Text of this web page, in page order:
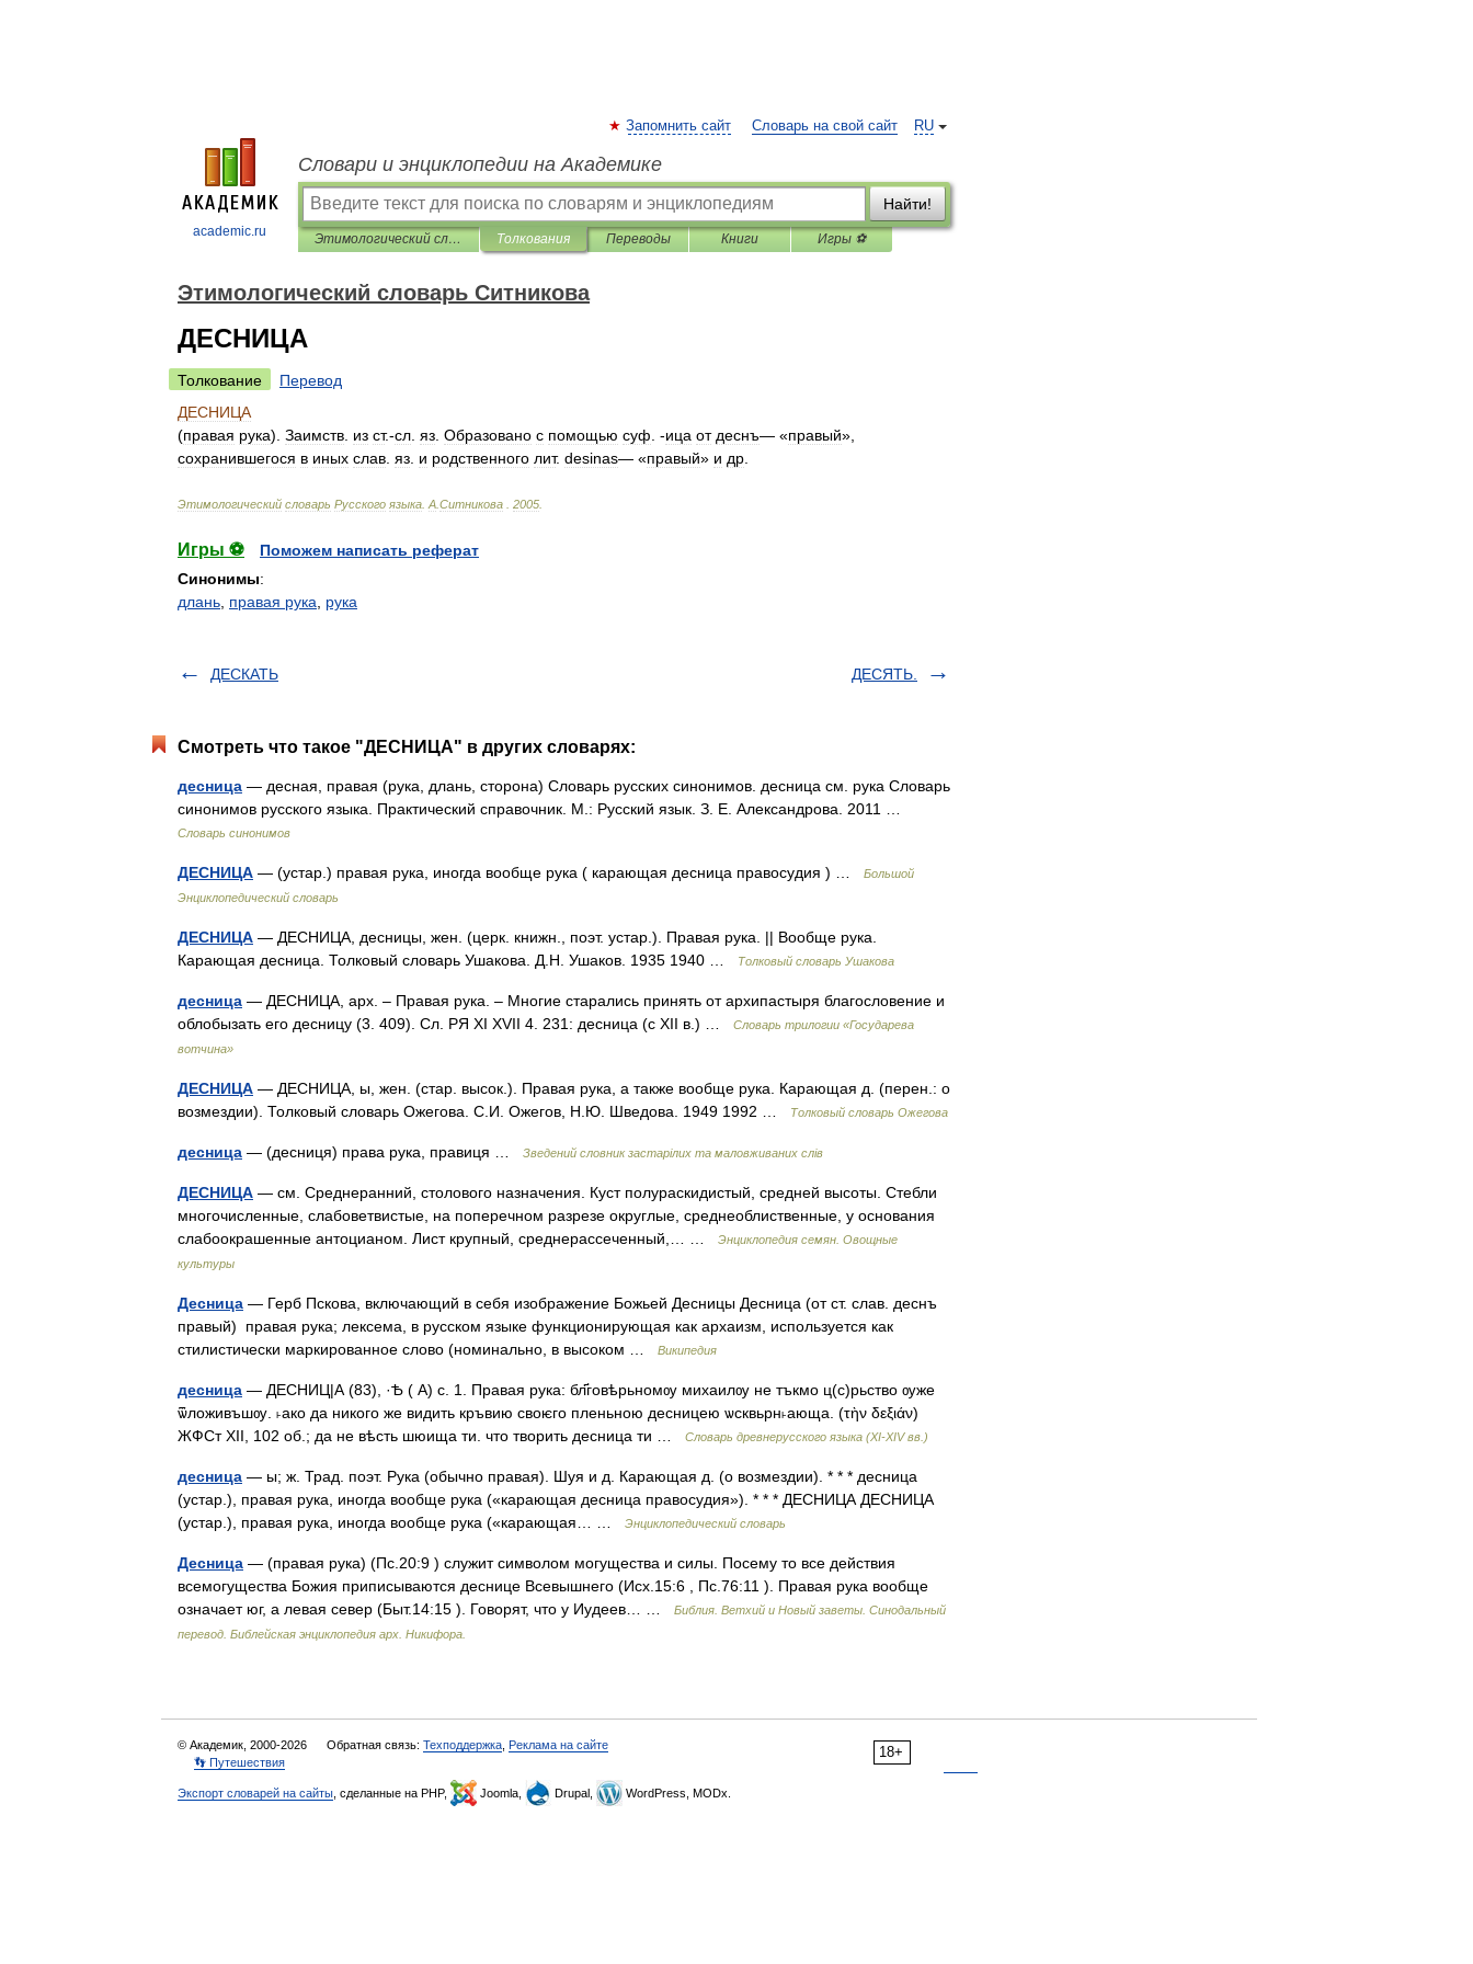
academic.ru
RU
Запомнить сайт Словарь на свой сайт
Словари и энциклопедии на Академике
Найти!
Этимологический словарь Ситникова Толкования Переводы Книги Игры ⚽
Этимологический словарь Ситникова
ДЕСНИЦА
Толкование
Перевод
ДЕСНИЦА
(правая рука). Заимств из ст.-сл яз Образовано с помощью суф . -ица от деснъ— «правый»,
сохранившегося в иных слав яз и родственного лит. desinas— «правый» и др
Этимологический словарь Русского языка А Ситникова 2005
Игры ⚽
Поможем написать реферат
Синонимы:
длань правая рука рука
ДЕСКАТЬ ДЕСЯТЬ.
Смотреть что такое "ДЕСНИЦА" в других словарях:
десница — десная, правая (рука, длань, сторона) Словарь русских синонимов. десница см. рука Словарь
синонимов русского языка. Практический справочник. М.: Русский язык. З. Е. Александрова. 2011 …
Словарь синонимов
ДЕСНИЦА — (устар.) правая рука, иногда вообще рука ( карающая десница правосудия ) …
Большой
Энциклопедический словарь
ДЕСНИЦА — ДЕСНИЦА, десницы, жен. (церк. книжн., поэт. устар.). Правая рука. || Вообще рука.
Карающая десница. Толковый словарь Ушакова. Д.Н. Ушаков. 1935 1940 …
Толковый словарь Ушакова
десница — ДЕСНИЦА, арх. – Правая рука. – Многие старались принять от архипастыря благословение и
облобызать его десницу (3. 409). Сл. РЯ XI XVII 4. 231: десница (с XII в.) …
Словарь трилогии «Государева
вотчина»
ДЕСНИЦА — ДЕСНИЦА, ы, жен. (стар. высок.). Правая рука, а также вообще рука. Карающая д. (перен.: о
возмездии). Толковый словарь Ожегова. С.И. Ожегов, Н.Ю. Шведова. 1949 1992 …
Толковый словарь Ожегова
десница — (десниця) права рука, правиця … Зведений словник застарілих та маловживаних слів
ДЕСНИЦА — см. Среднеранний, столового назначения. Куст полураскидистый, средней высоты. Стебли
многочисленные, слабоветвистые, на поперечном разрезе округлые, среднеоблиственные, у основания
слабоокрашенные антоцианом. Лист крупный, среднерассеченный,… …
Энциклопедия семян. Овощные
культуры
Десница — Герб Пскова, включающий в себя изображение Божьей Десницы Десница (от ст. слав. деснъ
правый) правая рука; лексема, в русском языке функционирующая как архаизм, используется как
стилистически маркированное слово (номинально, в высоком …
Википедия
десница — ДЕСНИЦ|А (83), ·Ѣ ( А) с. 1. Правая рука: бл҃говѣрьномѹ михаилѹ не тъкмо ц(с)рьство ѹже
ѿложивъшѹ. ˫ако да никого же видить кръвию своѥго пленьною десницею ѡсквьрн˫ающа. (τὴν δεξιάν)
ЖФСт XII, 102 об.; да не вѣсть шюища ти. что творить десница ти …
Словарь древнерусского языка (XI-XIV вв.)
десница — ы; ж. Трад. поэт. Рука (обычно правая). Шуя и д. Карающая д. (о возмездии). * * * десница
(устар.), правая рука, иногда вообще рука («карающая десница правосудия»). * * * ДЕСНИЦА ДЕСНИЦА
(устар.), правая рука, иногда вообще рука («карающая… …
Энциклопедический словарь
Десница — (правая рука) (Пс.20:9 ) служит символом могущества и силы. Посему то все действия
всемогущества Божия приписываются деснице Всевышнего (Исх.15:6 , Пс.76:11 ). Правая рука вообще
означает юг, а левая север (Быт.14:15 ). Говорят, что у Иудеев… …
Библия. Ветхий и Новый заветы. Синодальный
перевод. Библейская энциклопедия арх. Никифора.
18+
© Академик, 2000-2026 Обратная связь: Техподдержка Реклама на сайте
👣 Путешествия
Экспорт словарей на сайты , сделанные на PHP, Joomla, Drupal, WordPress, MODx.